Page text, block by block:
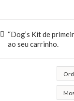
“Dog’s Kit de
ao seu carrinho.